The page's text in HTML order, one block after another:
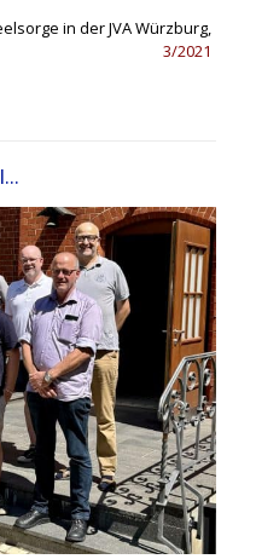
in der JVA Würzburg,
3/2021